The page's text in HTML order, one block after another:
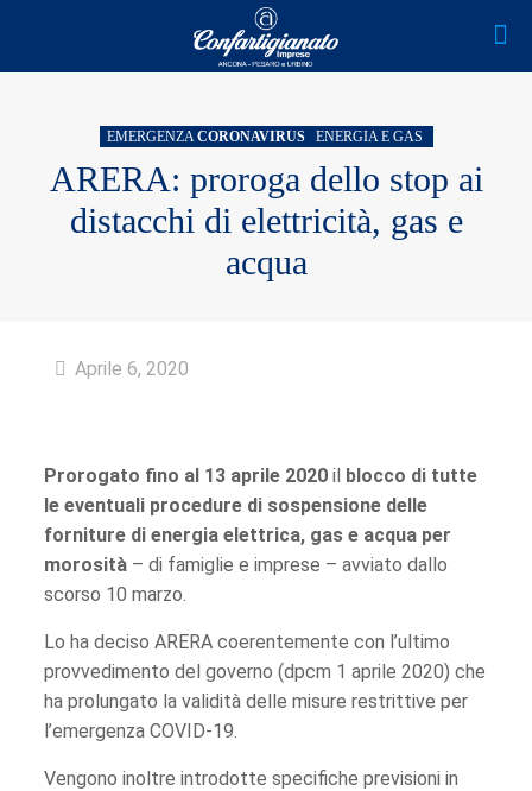
EMERGENZACORONAVIRUS ENERGIA E GAS
ARERA: proroga dello stop ai
distacchi di elettricità, gas e
acqua
Aprile 6, 2020
Prorogato fino al 13 aprile 2020il blocco di tutte
le eventuali procedure di sospensione delle
forniture di energia elettrica, gas e acqua per
morosità– di famiglie e imprese – avviato dallo
scorso 10 marzo.
Lo ha deciso ARERA coerentemente con l’ultimo
provvedimento del governo (dpcm 1 aprile 2020) che
ha prolungato la validità delle misure restrittive per
l’emergenza COVID-19.
Vengono inoltre introdotte specifiche previsioni in